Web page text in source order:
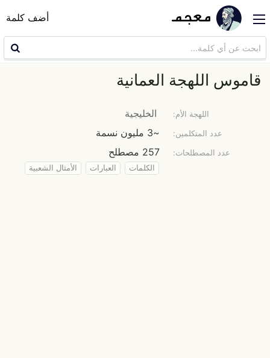
أضف كلمة
قاموس اللهجة العمانية
اللهجة الأم: الخليجية
عدد المتكلمين: ~3 مليون نسمة
عدد المصطلحات: 257 مصطلح
الكلمات العبارات الأمثال الشعبية